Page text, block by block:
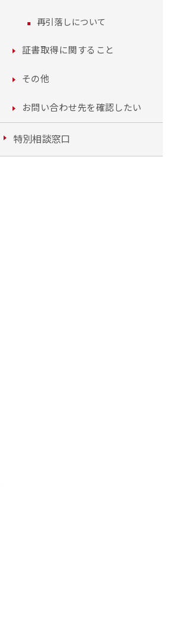
再引落しについて
証書取得に関すること
その他
お問い合わせ先を確認したい
特別相談窓口